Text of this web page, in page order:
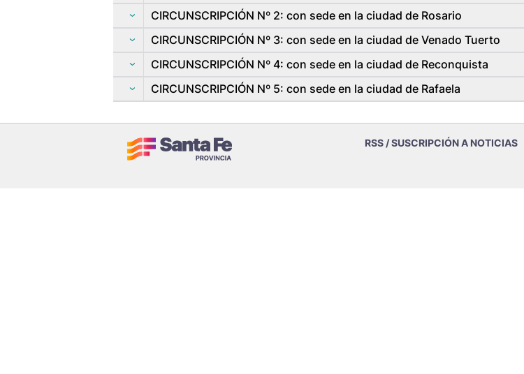
CIRCUNSCRIPCIÓN Nº 2: con sede en la ciudad de Rosario
CIRCUNSCRIPCIÓN Nº 3: con sede en la ciudad de Venado Tuerto
CIRCUNSCRIPCIÓN Nº 4: con sede en la ciudad de Reconquista
CIRCUNSCRIPCIÓN Nº 5: con sede en la ciudad de Rafaela
RSS / SUSCRIPCIÓN A NOTICIAS